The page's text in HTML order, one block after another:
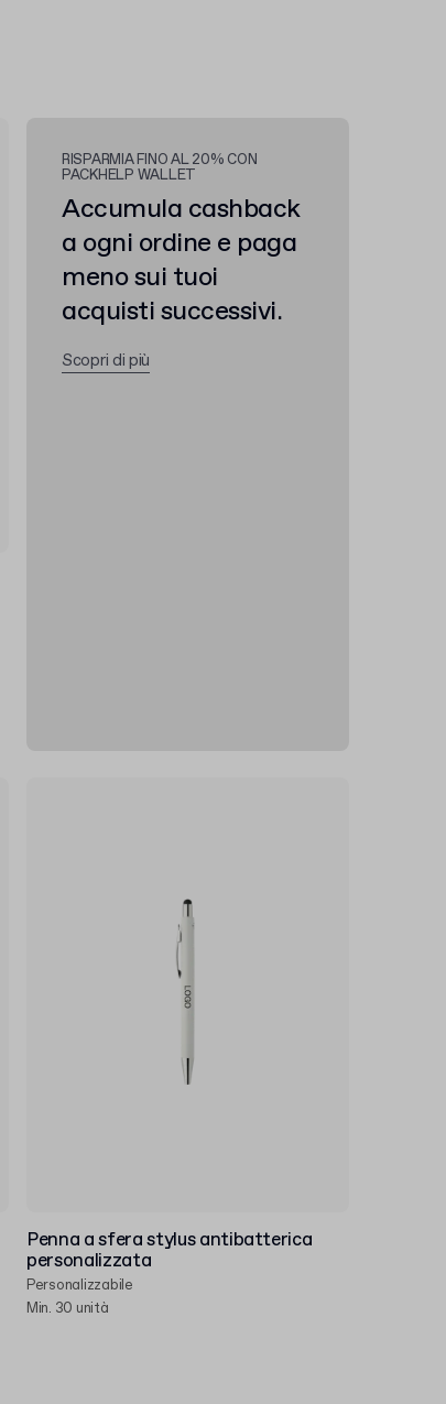
Penna a sfera stylus antibatterica
personalizzata
Personalizzabile
Min. 30 unità
RISPARMIA FINO AL 20% CON
PACKHELP WALLET
Accumula cashback
a ogni ordine e paga
meno sui tuoi
acquisti successivi.
Scopri di più